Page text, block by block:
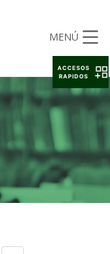
MENÚ
ACCESOS
RAPIDOS